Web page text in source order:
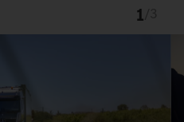
1